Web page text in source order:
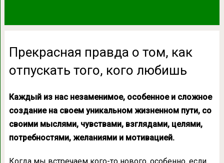
Прекрасная правда о том, как
отпускать того, кого любишь
Каждый из нас незаменимое, особенное и сложное
создание на своем уникальном жизненном пути, со
своими мыслями, чувствами, взглядами, целями,
потребностями, желаниями и мотивацией.
Когда мы встречаем кого-то нового, особенно, если